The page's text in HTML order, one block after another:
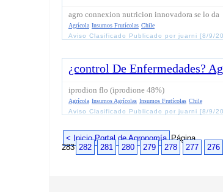
agro connexion nutricion innovadora se lo da
Agrícola Insumos Frutícolas Chile
Aviso Clasificado Publicado por juarni [8/9/
¿control De Enfermedades?
iprodion flo (iprodione 48%)
Agrícola Insumos Agrícolas Insumos Frutícolas Chile
Aviso Clasificado Publicado por juarni [8/9/
< Inicio Portal de Agronomía Página
283 282 281 280 279 278 277 276